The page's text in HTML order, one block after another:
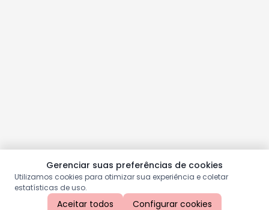
Gerenciar suas preferências de cookies
Utilizamos cookies para otimizar sua experiência e coletar
estatísticas de uso.
Aceitar todos Configurar cookies